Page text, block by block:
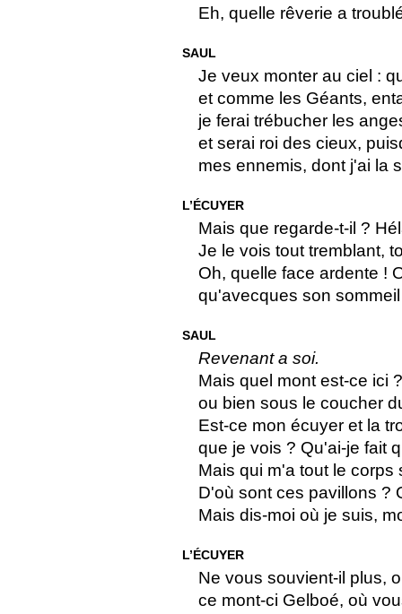
Eh, quelle rêverie a
SAUL
Je veux monter au ciel :
et comme les Géants,
je ferai trébucher les
et serai roi des cieux,
mes ennemis, dont j'ai la
L’ÉCUYER
Mais que regarde-t-il ?
Je le vois tout tremblant,
Oh, quelle face ardente !
qu'avecques son
SAUL
Revenant a soi.
Mais quel mont est-ce ici
ou bien sous le coucher
Est-ce mon écuyer et la
que je vois ? Qu'ai-je fait
Mais qui m'a tout le
D'où sont ces pavillons ?
Mais dis-moi où je suis,
L’ÉCUYER
Ne vous souvient-il plus,
ce mont-ci Gelboé, où